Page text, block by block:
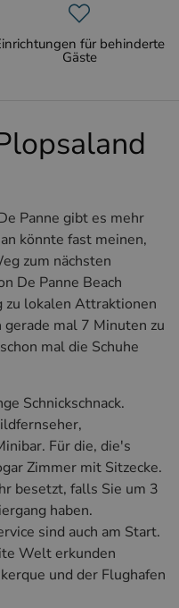
für behinderte
Gäste
Panne gibt es mehr
könnte fast meinen,
zum nächsten
De Panne Beach
zu lokalen Attraktionen
mal 7 Minuten zu
mal die Schuhe
Schnickschnack.
Für die, die's
Zimmer mit Sitzecke.
besetzt, falls Sie um 3
haben.
sind auch am Start.
Welt erkunden
und der Flughafen